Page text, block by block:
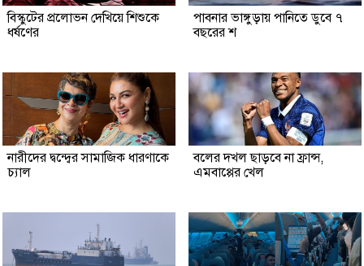
বিস্কুটের প্রলোভন দেখিয়ে শিশুকে
ধর্ষণের
পাবনার ভাঙ্গুড়ায় পানিতে ডুবে ৭
বছরের শ
নারীদের দ্বন্দ্বের সামাজিক ধারণাকে
চ্যাল
বলের দখল ছাড়বে না ফ্রান্স,
এমবাপ্পের খেল